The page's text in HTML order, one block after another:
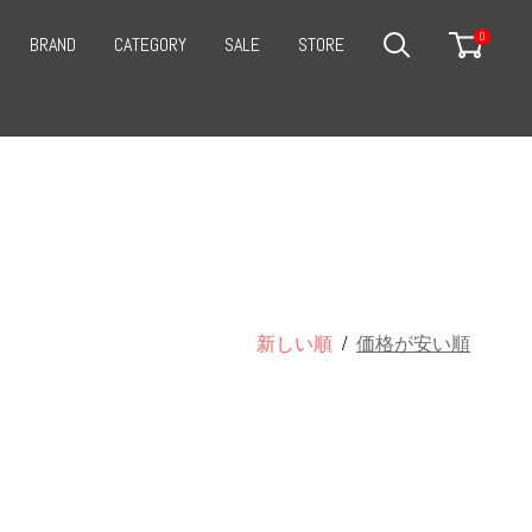
BRAND CATEGORY SALE
STORE
0
新しい順 / 価格が安い順